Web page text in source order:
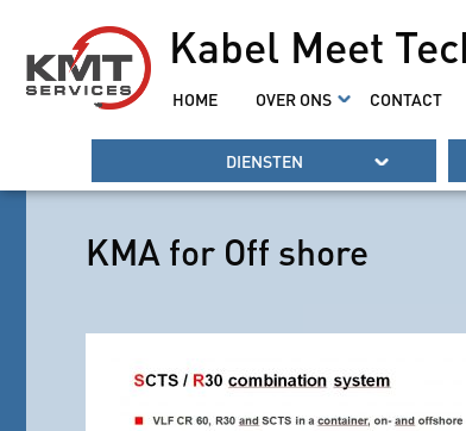
Kabel Meet
HOME OVER ONS CONTACT
DIENSTEN
KMA for Off shore